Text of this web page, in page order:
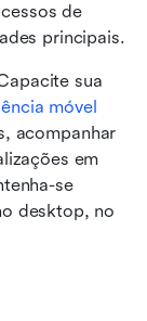
de
principais.
sua
móvel
acompanhar
em
se
desktop, no